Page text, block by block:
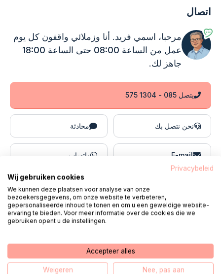
اتصال
مرحبا، اسمي فريد. أنا وزملائي واقفون كل يوم
عمل من الساعة 08:00 حتى الساعة 18:00
جاهز لك.
يتصل 085 - 1304 575
نحن نتصل بك محادثة
E-mail واتساب
الأسئلة المتداولة حول OZOverbindzorg
كيف أرسل رسالة عبر OZO؟
Privacybeleid
Wij gebruiken cookies
We kunnen deze plaatsen voor analyse van onze
bezoekersgegevens, om onze website te verbeteren,
gepersonaliseerde inhoud te tonen en om u een geweldige website-
ervaring te bieden. Voor meer informatie over de cookies die we
gebruiken opent u de instellingen.
Accepteer alles
Weigeren Nee, pas aan